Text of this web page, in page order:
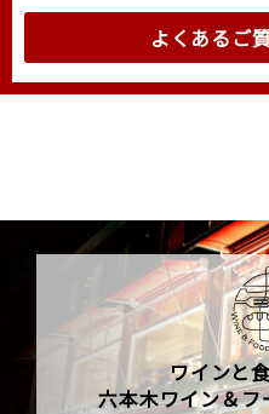
よくあるご
ワインと
六本木ワイン＆